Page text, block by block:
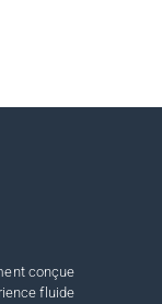
conçue
fluide